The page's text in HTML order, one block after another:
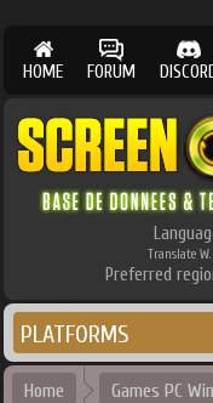
HOME FORUM
Translate
Preferred
PLATFORMS
Home Games PC